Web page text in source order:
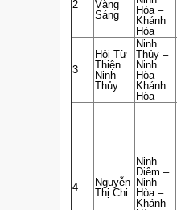
2
Vàng
Sáng
Hòa –
Khánh
Hòa
3
Hội Từ
Thiện
Ninh
Thủy
Ninh
Thủy –
Ninh
Hòa –
Khánh
Hòa
4
Nguyễn
Thị Chi
Ninh
Diêm –
Ninh
Hòa –
Khánh